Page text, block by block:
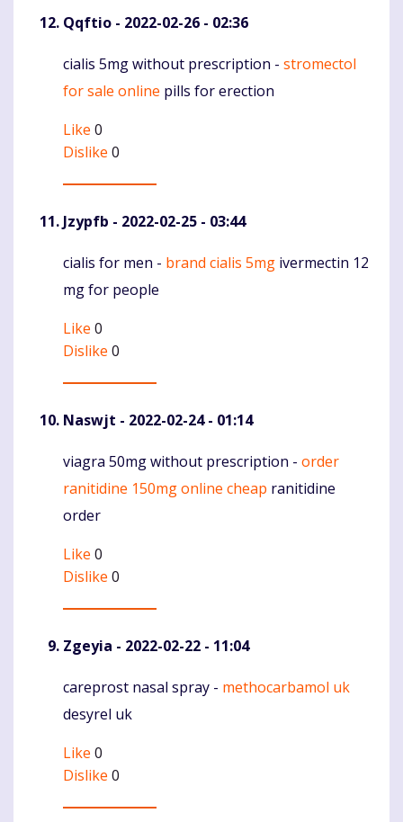
Qqftio - 2022-02-26 - 02:36
Komentaras
cialis 5mg without prescription - stromectol
for sale online pills for erection
Like 0
Dislike 0
Jzypfb - 2022-02-25 - 03:44
Komentaras
cialis for men - brand cialis 5mg ivermectin 12
mg for people
Like 0
Dislike 0
Naswjt - 2022-02-24 - 01:14
Komentaras
viagra 50mg without prescription - order
ranitidine 150mg online cheap ranitidine
order
Like 0
Dislike 0
Zgeyia - 2022-02-22 - 11:04
Komentaras
careprost nasal spray - methocarbamol uk
desyrel uk
Like 0
Dislike 0